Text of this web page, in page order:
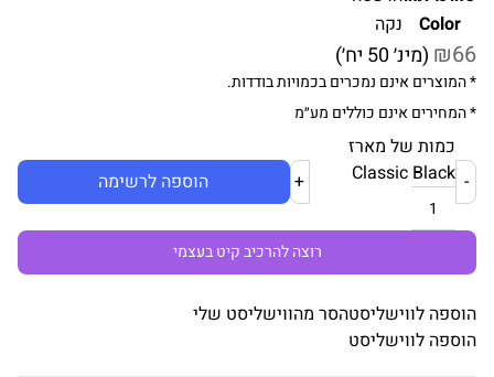
Color
נקה
₪66(מינ׳ 50 יח׳)
* המוצרים אינם נמכרים בכמויות בודדות.
* המחירים אינם כוללים מע״מ
כמות של מארז
Classic Black
הוספה לרשימה
רוצה להרכיב קיט בעצמי
הוספה לווישליסטהסר מהווישליסט שלי
הוספה לווישליסט